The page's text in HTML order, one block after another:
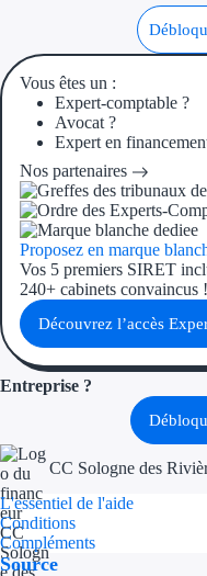
Vous êtes un :
Expert-comptable ?
Avocat ?
Expert en
Nos partenaires
Proposez en marque
Vos 5 premiers SIRET
240+ cabinets convaincus !
Découvrez l’accès
Entreprise ?
CC Sologne des
L'essentiel de l'aide
Conditions
Compléments
Source